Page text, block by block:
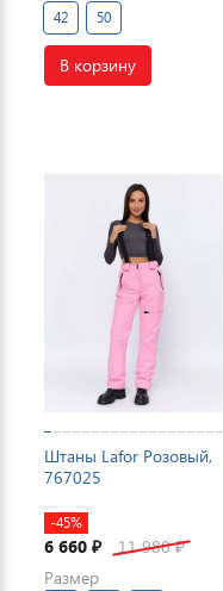
42 50
В корзину
Штаны Lafor Розовый,
767025
-45%
6 660 ₽ 11 980₽
Размер